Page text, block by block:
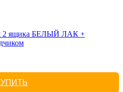
2 ящика БЕЛЫЙ ЛАК +